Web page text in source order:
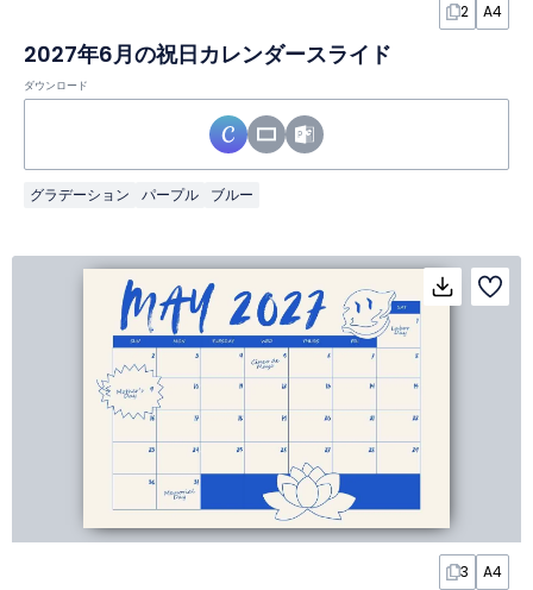
2 A4
2027年6月の祝日カレンダースライド
ダウンロード
グラデーション パープル ブルー
3 A4